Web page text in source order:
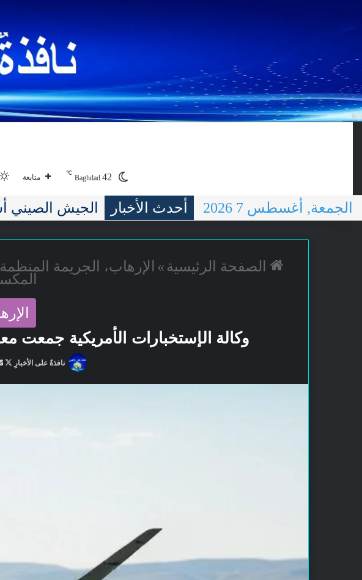
Baghdad 42
℃ متابعة
الجمعة, أغسطس 7 2026 أحدث الأخبار ضُغوط الفَقر
الصفحة الرئيسية » الإرهاب، الجريمة المنظمة
وكالة الإستخبارات الأمريكية
نافذةٌ على الأخبارِ